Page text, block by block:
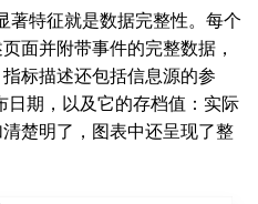
著特征就是数据完整性。每个
面并附带事件的完整数据，
标描述还包括信息源的参
期，以及它的存档值：实际
楚明了，图表中还呈现了整